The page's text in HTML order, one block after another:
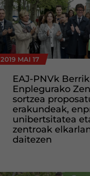
2019 MAI 17
EAJ-PNVk
Enplegurako
sortzea
erakundeak,
unibertsitatea
zentroak
daitezen